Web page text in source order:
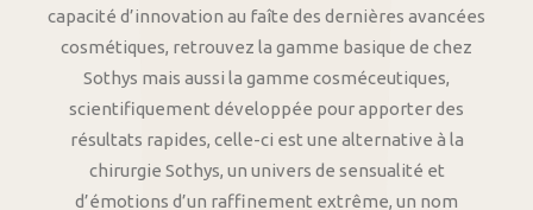
capacité d’innovation au faîte des dernières avancées
cosmétiques, retrouvez la gamme basique de chez
Sothys mais aussi la gamme cosméceutiques,
scientifiquement développée pour apporter des
résultats rapides, celle-ci est une alternative à la
chirurgie Sothys, un univers de sensualité et
d’émotions d’un raffinement extrême, un nom